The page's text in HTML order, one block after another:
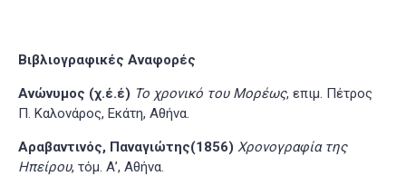
Βιβλιογραφικές Αναφορές
Ανώνυμος (χ.έ.έ) Το χρονικό του Μορέως, επιμ. Πέτρος
Π. Καλονάρος, Εκάτη, Αθήνα.
Αραβαντινός, Παναγιώτης(1856) Χρονογραφία της
Ηπείρου, τόμ. Α’, Αθήνα.